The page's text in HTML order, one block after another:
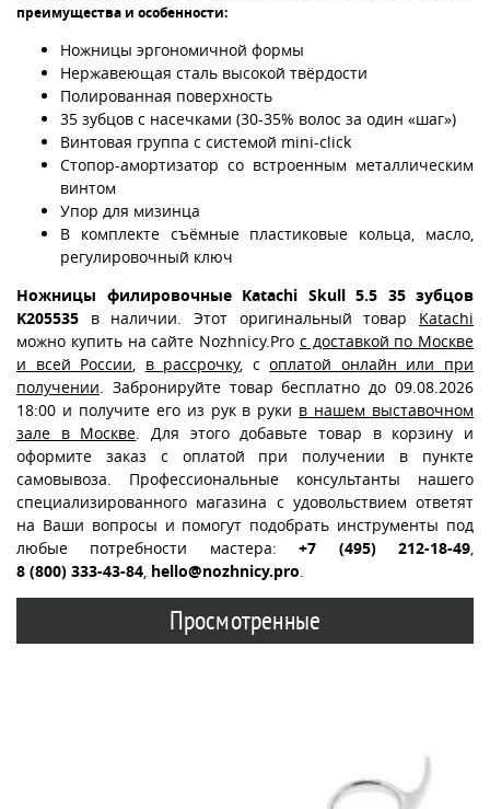
преимущества и особенности:
Ножницы эргономичной формы
Нержавеющая сталь высокой твёрдости
Полированная поверхность
35 зубцов с насечками (30-35% волос за один «шаг»)
Винтовая группа с системой mini-click
Стопор-амортизатор со встроенным металлическим
винтом
Упор для мизинца
В комплекте съёмные пластиковые кольца, масло,
регулировочный ключ
Ножницы филировочные Katachi Skull 5.5 35 зубцов
K205535 в наличии. Этот оригинальный товар Katachi
можно купить на сайте Nozhnicy.Pro с доставкой по Москве
и всей России
в рассрочку, соплатой онлайн или при
получении . Забронируйте товар бесплатно до 09.08.2026
18:00 и получите его из рук в руки в нашем выставочном
зале в Москве . Для этого добавьте товар в корзину и
оформите заказ с оплатой при получении в пункте
самовывоза. Профессиональные консультанты нашего
специализированного магазина с удовольствием ответят
на Ваши вопросы и помогут подобрать инструменты под
любые потребности мастера:+7 (495) 212-18-49
8 (800) 333-43-84 hello@nozhnicy.pro
Просмотренные